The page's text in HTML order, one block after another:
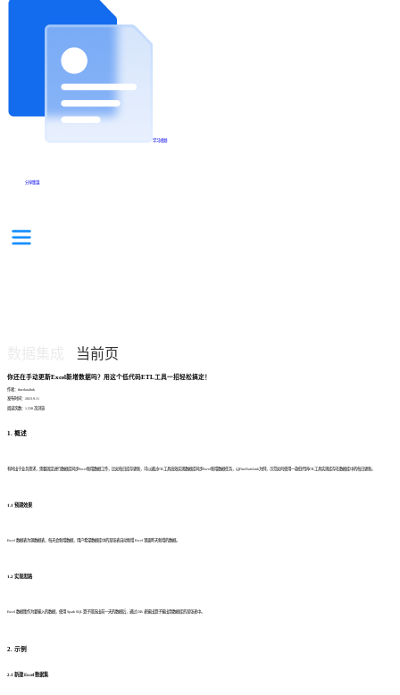
学习视频
分享集锦
当前页
你还在手动更新Excel新增数据吗？用这个低代码ETL工具一招轻松搞定！
作者：finedatalink
发布时间：2023.9.11
阅读次数：1,538 次浏览
1. 概述
有时出于业务需求，需要固定进行数据库同步Excel新增数据工作，比如每日库存更新，可以通过ETL工具高效实现数据库同步Excel新增数据任务，以FineDateLink为例，示范如何使用一款低代码ETL工具实现库存在数据库中的每日更新。
1.1 预期效果
Excel 数据表为源数据表，每天会新增数据，用户希望数据库中的某张表自动新增 Excel 里面昨天新增的数据。
1.2 实现思路
Excel 数据集作为要输入的数据，使用 Spark SQL 算子筛选出前一天的数据后，通过 DB 表输出算子输出到数据库的某张表中。
2. 示例
2.1 新建 Excel 数据集